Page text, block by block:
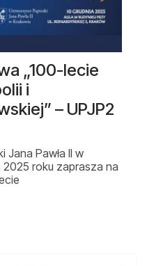
„100-lecie
i
– UPJP2
Jana Pawła II w
2025 roku zaprasza na